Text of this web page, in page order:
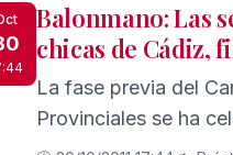
Balonmano: Las
chicas de Cádiz,
La fase previa del
Provinciales se ha